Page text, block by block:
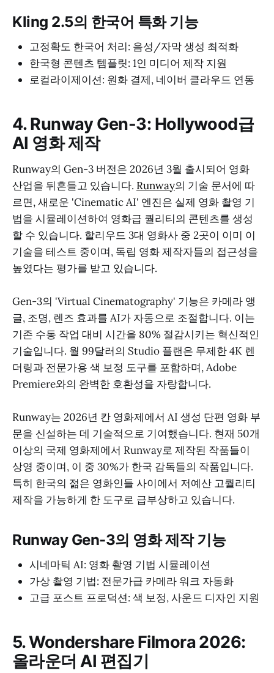
Kling 2.5의 한국어 특화 기능
고정확도 한국어 처리: 음성/자막 생성 최적화
한국형 콘텐츠 템플릿: 1인 미디어 제작 지원
로컬라이제이션: 원화 결제, 네이버 클라우드 연동
4. Runway Gen-3: Hollywood급
AI 영화 제작
Runway의 Gen-3 버전은 2026년 3월 출시되어 영화
산업을 뒤흔들고 있습니다. Runway의 기술 문서에 따
르면, 새로운 'Cinematic AI' 엔진은 실제 영화 촬영 기
법을 시뮬레이션하여 영화급 퀄리티의 콘텐츠를 생성
할 수 있습니다. 할리우드 3대 영화사 중 2곳이 이미 이
기술을 테스트 중이며, 독립 영화 제작자들의 접근성을
높였다는 평가를 받고 있습니다.
Gen-3의 'Virtual Cinematography' 기능은 카메라 앵
글, 조명, 렌즈 효과를 AI가 자동으로 조절합니다. 이는
기존 수동 작업 대비 시간을 80% 절감시키는 혁신적인
기술입니다. 월 99달러의 Studio 플랜은 무제한 4K 렌
더링과 전문가용 색 보정 도구를 포함하며, Adobe
Premiere와의 완벽한 호환성을 자랑합니다.
Runway는 2026년 칸 영화제에서 AI 생성 단편 영화 부
문을 신설하는 데 기술적으로 기여했습니다. 현재 50개
이상의 국제 영화제에서 Runway로 제작된 작품들이
상영 중이며, 이 중 30%가 한국 감독들의 작품입니다.
특히 한국의 젊은 영화인들 사이에서 저예산 고퀄리티
제작을 가능하게 한 도구로 급부상하고 있습니다.
Runway Gen-3의 영화 제작 기능
시네마틱 AI: 영화 촬영 기법 시뮬레이션
가상 촬영 기법: 전문가급 카메라 워크 자동화
고급 포스트 프로덕션: 색 보정, 사운드 디자인 지원
5. Wondershare Filmora 2026:
올라운더 AI 편집기